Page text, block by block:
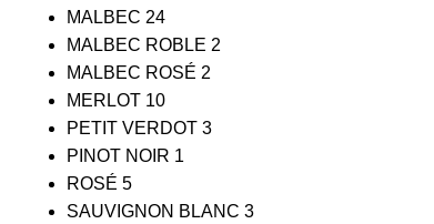
MALBEC 24
MALBEC ROBLE 2
MALBEC ROSÉ 2
MERLOT 10
PETIT VERDOT 3
PINOT NOIR 1
ROSÉ 5
SAUVIGNON BLANC 3